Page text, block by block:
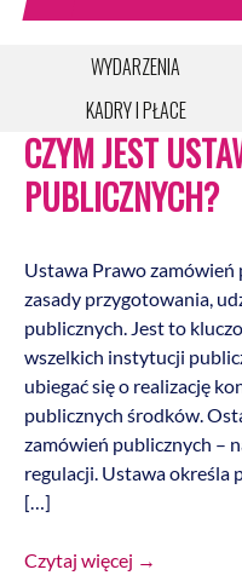
WYDARZENIA
KADRY I PŁACE
CZYM JEST
PUBLICZNYCH?
Ustawa Prawo zamówień
zasady przygotowania,
publicznych. Jest to
wszelkich instytucji
ubiegać się o realizację
publicznych środków.
zamówień publicznych –
regulacji. Ustawa określa
[…]
Czytaj więcej →